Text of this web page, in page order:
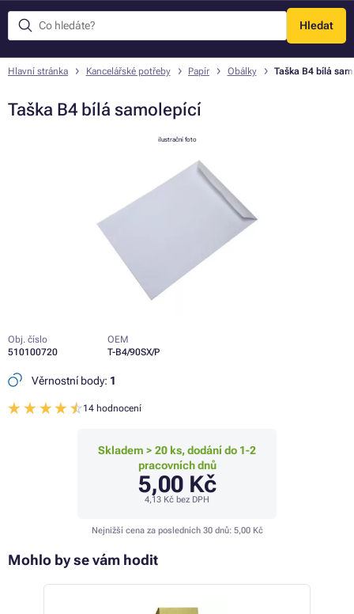
Hledat
Menu
Hlavní stránka Kancelářské potřeby Papír Obálky Taška B4 bílá
Taška B4 bílá samolepící
ilustrační foto
Obj. číslo
510100720
OEM
T-B4/90SX/P
Věrnostní body: 1
14 hodnocení
Skladem > 20 ks, dodání do 1-2
pracovních dnů
5,00 Kč
4,13 Kč bez DPH
Nejnižší cena za posledních 30 dnů: 5,00 Kč
Mohlo by se vám hodit